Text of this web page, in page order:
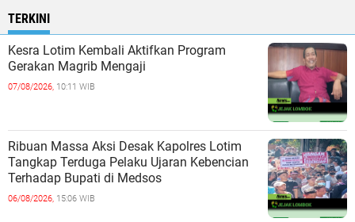
TERKINI
Kesra Lotim Kembali Aktifkan Program
Gerakan Magrib Mengaji
07/08/2026, 10:11 WIB
Ribuan Massa Aksi Desak Kapolres Lotim
Tangkap Terduga Pelaku Ujaran Kebencian
Terhadap Bupati di Medsos
06/08/2026, 15:06 WIB